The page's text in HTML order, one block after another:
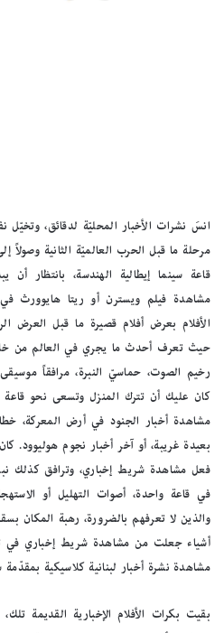
انسَ نشرات الأخبار المحليّة لدقائق،
مرحلة ما قبل الحرب العالميّة الثانية
قاعة سينما إيطالية الهندسة، بانتظار أن
مشاهدة فيلم ويسترن أو ريتا هايوورث
الأفلام بعرض أفلام قصيرة ما قبل العرض
حيث تعرف أحدث ما يجري في العالم من
رخيم الصوت، حماسيّ النبرة، مرافقاً
كان عليك أن تترك المنزل وتسعى نحو
مشاهدة أخبار الجنود في أرض المعركة،
بعيدة غريبة، أو آخر أخبار نجوم هوليوود.
فعل مشاهدة شريط إخباري، وترافق كذلك
في قاعة واحدة، أصوات التهليل أو
والذين لا تعرفهم بالضرورة، رهبة المكان
أشياء جعلت من مشاهدة شريط إخباري في
مشاهدة نشرة أخبار لبنانية كلاسيكية
بقيت بكرات الأفلام الإخبارية القديمة